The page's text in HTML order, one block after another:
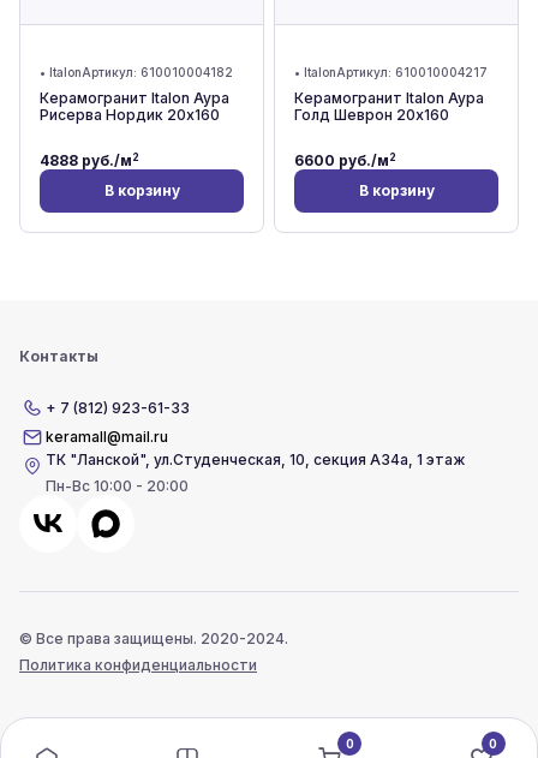
• ItalonАртикул: 610010004182
Керамогранит Italon Аура
Рисерва Нордик 20x160
4888 руб./м2
В корзину
• ItalonАртикул: 610010004217
Керамогранит Italon Аура
Голд Шеврон 20x160
6600 руб./м2
В корзину
Контакты
+ 7 (812) 923-61-33
keramall@mail.ru
ТК "Ланской",ул.Студенческая, 10, секция А34а, 1 этаж
Пн-Вс 10:00 - 20:00
© Все права защищены. 2020-2024.
Политика конфиденциальности
0 0